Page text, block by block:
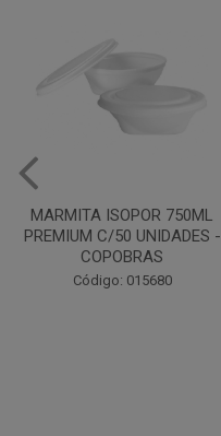
HAMBURGUEIRA ISOPOR
CH-002A COPOBRAS 100UN
Código: 037536